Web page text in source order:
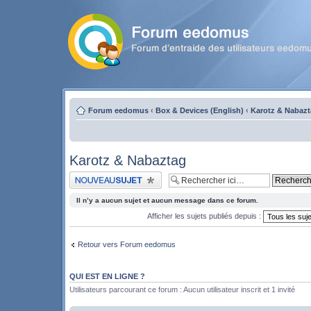
Forum eedomus ‹ Box & Devices (English) ‹ Karotz &
Karotz & Nabaztag
Publier un nouveau sujet
Il n’y a aucun sujet et aucun message dans ce forum.
Afficher les sujets publiés depuis :
Retour vers Forum eedomus
QUI EST EN LIGNE ?
Utilisateurs parcourant ce forum : Aucun utilisateur inscrit et 1 invité